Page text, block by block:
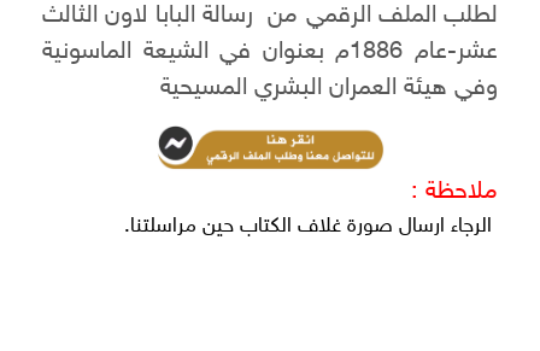
لطلب الملف الرقمي من رسالة البابا لاون الثالث
عشر-عام 1886م بعنوان في الشيعة الماسونية
وفي هيئة العمران البشري المسيحية
ملاحظة :
الرجاء ارسال صورة غلاف الكتاب حين مراسلتنا.